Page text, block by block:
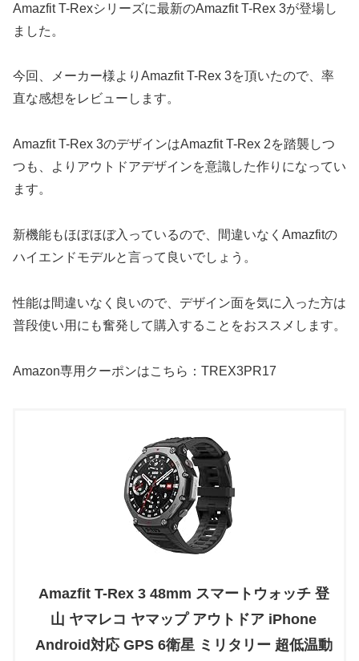
Amazfit T-Rexシリーズに最新のAmazfit T-Rex 3が登場し
ました。
今回、メーカー様よりAmazfit T-Rex 3を頂いたので、率
直な感想をレビューします。
Amazfit T-Rex 3のデザインはAmazfit T-Rex 2を踏襲しつ
つも、よりアウトドアデザインを意識した作りになってい
ます。
新機能もほぼほぼ入っているので、間違いなくAmazfitの
ハイエンドモデルと言って良いでしょう。
性能は間違いなく良いので、デザイン面を気に入った方は
普段使い用にも奮発して購入することをおススメします。
Amazon専用クーポンはこちら：TREX3PR17
Amazfit T-Rex 3 48mm スマートウォッチ 登
山 ヤマレコ ヤマップ アウトドア iPhone
Android対応 GPS 6衛星 ミリタリー 超低温動